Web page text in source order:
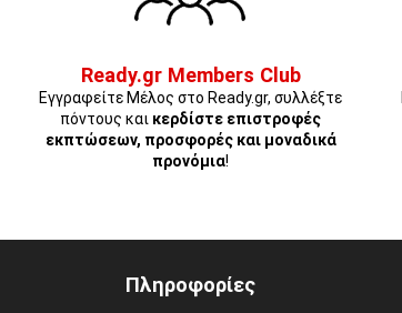
Ready.gr Members Club
Εγγραφείτε Μέλος στο Ready.gr, συλλέξτε
πόντους και κερδίστε επιστροφές
εκπτώσεων, προσφορές και μοναδικά
προνόμια!
Πληροφορίες